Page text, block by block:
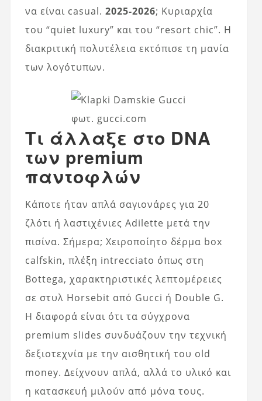
να είναι casual. 2025-2026; Κυριαρχία
του “quiet luxury” και του “resort chic”. Η
διακριτική πολυτέλεια εκτόπισε τη μανία
των λογότυπων.
φωτ. gucci.com
Τι άλλαξε στο DNA
των premium
παντοφλών
Κάποτε ήταν απλά σαγιονάρες για 20
ζλότι ή λαστιχένιες Adilette μετά την
πισίνα. Σήμερα; Χειροποίητο δέρμα box
calfskin, πλέξη intrecciato όπως στη
Bottega, χαρακτηριστικές λεπτομέρειες
σε στυλ Horsebit από Gucci ή Double G.
Η διαφορά είναι ότι τα σύγχρονα
premium slides συνδυάζουν την τεχνική
δεξιοτεχνία με την αισθητική του old
money. Δείχνουν απλά, αλλά το υλικό και
η κατασκευή μιλούν από μόνα τους.